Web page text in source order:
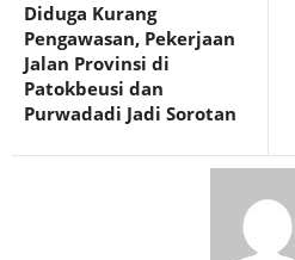
Diduga Kurang
Pengawasan, Pekerjaan
Jalan Provinsi di
Patokbeusi dan
Purwadadi Jadi Sorotan